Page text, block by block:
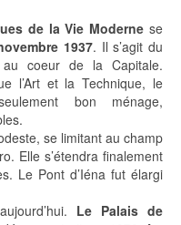
de la Vie Moderne se
1937. Il s’agit du
au coeur de la Capitale.
l’Art et la Technique, le
bon ménage,
se limitant au champ
Elle s’étendra finalement
Le Pont d’Iéna fut élargi
Le Palais de